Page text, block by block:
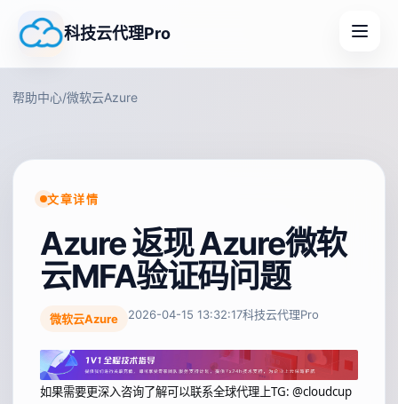
科技云代理Pro
帮助中心/微软云Azure
文章详情
Azure 返现 Azure微软
云MFA验证码问题
微软云Azure 2026-04-15 13:32:17科技云代理Pro
如果需要更深入咨询了解可以联系全球代理上TG: @cloudcup